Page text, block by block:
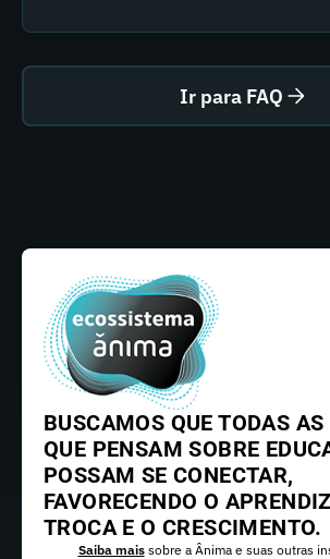
Ir para FAQ
BUSCAMOS QUE TODAS AS
QUE PENSAM SOBRE
POSSAM SE CONECTAR,
FAVORECENDO O
TROCA E O CRESCIMENTO.
Saiba maissobre a Ânima e suas outras